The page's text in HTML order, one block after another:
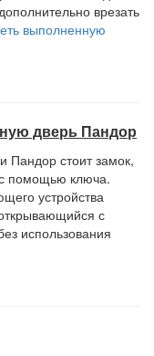
врезать
выполненную
дверь Пандор
Пандор стоит замок,
с помощью ключа.
устройства
с
использования